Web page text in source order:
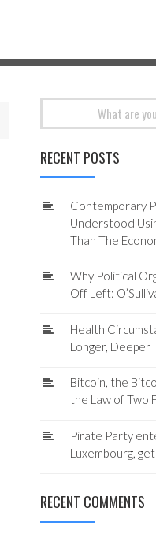
RECENT POSTS
Contemporary
Understood
Than The
Why Political
Off Left:
Health
Longer, Deeper
Bitcoin, the
the Law of Two
Pirate Party
Luxembourg,
RECENT COMMENTS